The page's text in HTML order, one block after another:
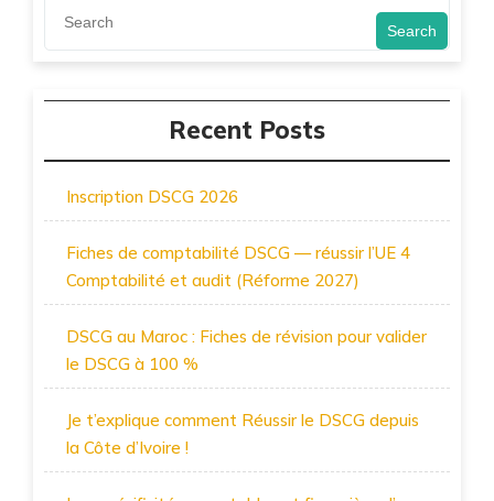
Search
Recent Posts
Inscription DSCG 2026
Fiches de comptabilité DSCG — réussir l’UE 4
Comptabilité et audit (Réforme 2027)
DSCG au Maroc : Fiches de révision pour valider
le DSCG à 100 %
Je t’explique comment Réussir le DSCG depuis
la Côte d’Ivoire !